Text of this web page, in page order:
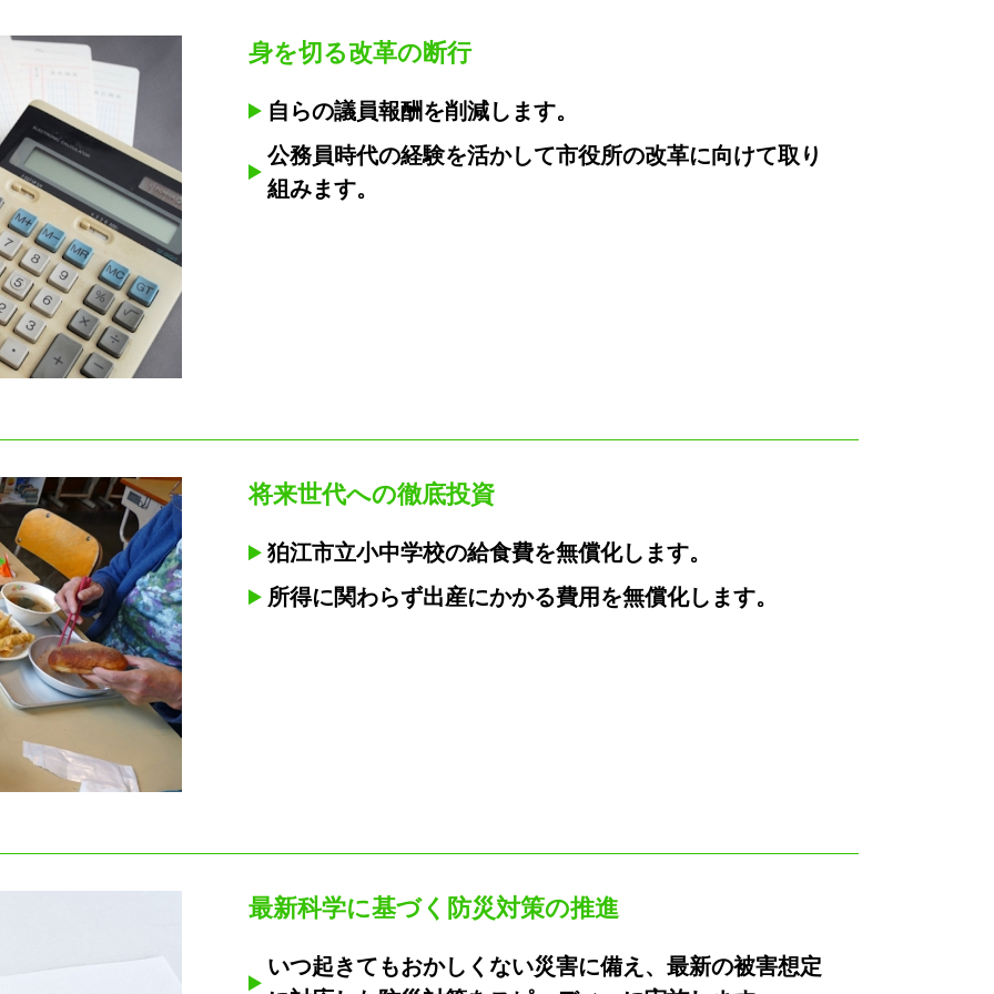
身を切る改革の断行
自らの議員報酬を削減します。
公務員時代の経験を活かして市役所の改革に向けて取り
組みます。
将来世代への徹底投資
狛江市立小中学校の給食費を無償化します。
所得に関わらず出産にかかる費用を無償化します。
最新科学に基づく防災対策の推進
いつ起きてもおかしくない災害に備え、最新の被害想定